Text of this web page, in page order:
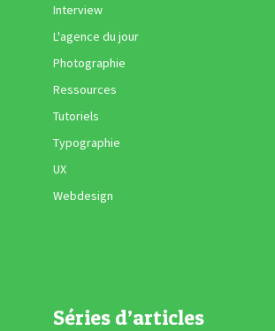
Interview
L'agence du jour
Photographie
Ressources
Tutoriels
Typographie
UX
Webdesign
Séries d’articles